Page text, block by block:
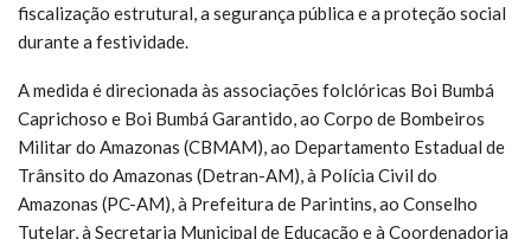
fiscalização estrutural, a segurança pública e a proteção social
durante a festividade.
A medida é direcionada às associações folclóricas Boi Bumbá
Caprichoso e Boi Bumbá Garantido, ao Corpo de Bombeiros
Militar do Amazonas (CBMAM), ao Departamento Estadual de
Trânsito do Amazonas (Detran-AM), à Polícia Civil do
Amazonas (PC-AM), à Prefeitura de Parintins, ao Conselho
Tutelar, à Secretaria Municipal de Educação e à Coordenadoria